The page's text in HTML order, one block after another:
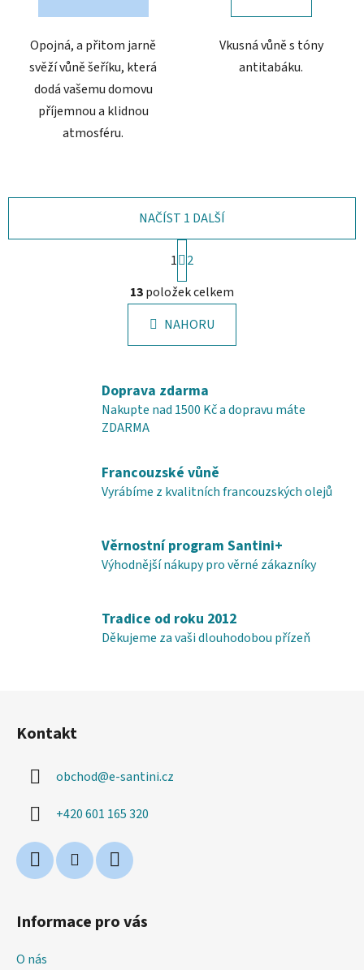
Opojná, a přitom jarně
svěží vůně šeříku, která
dodá vašemu domovu
příjemnou a klidnou
atmosféru.
Vkusná vůně s tóny
antitabáku.
O
v
l
á
d
c
í
k
y
p
i
NAČÍST 1 DALŠÍ
S
t
r
á
n
k
n
í
1
2
13položek celkem
NAHORU
Doprava zdarma
Nakupte nad 1500 Kč a dopravu máte
ZDARMA
Francouzské vůně
Vyrábíme z kvalitních francouzských olejů
Věrnostní program Santini+
Výhodnější nákupy pro věrné zákazníky
Tradice od roku 2012
Děkujeme za vaši dlouhodobou přízeň
Kontakt
obchod@e-santini.cz
+420 601 165 320
Informace pro vás
O nás